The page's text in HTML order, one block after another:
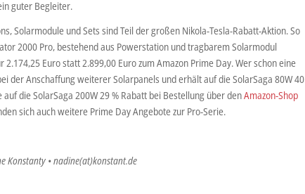
guter Begleiter.
Solarmodule und Sets sind Teil der großen Nikola-Tesla-Rabatt-Aktion. So
2000 Pro, bestehend aus Powerstation und tragbarem Solarmodul
2.174,25 Euro statt 2.899,00 Euro zum Amazon Prime Day. Wer schon eine
der Anschaffung weiterer Solarpanels und erhält auf die SolarSaga 80W 40
auf die SolarSaga 200W 29 % Rabatt bei Bestellung über denAmazon-Shop
sich auch weitere Prime Day Angebote zur Pro-Serie.
Konstanty • nadine(at)konstant.de